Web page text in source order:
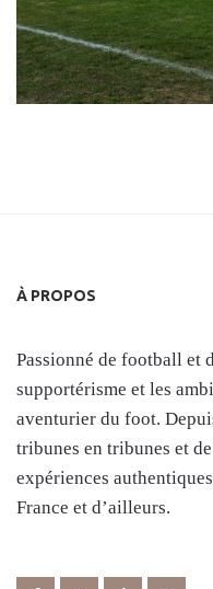
À PROPOS
Passionné de football et
supportérisme et les
aventurier du foot.
tribunes en tribunes et
expériences
France et d’ailleurs.